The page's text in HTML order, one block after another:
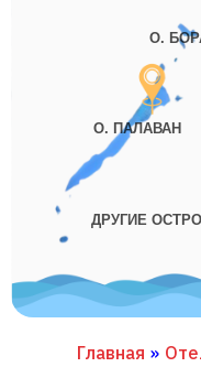
О.
О. ПАЛАВАН
ДРУГИЕ
Главная »